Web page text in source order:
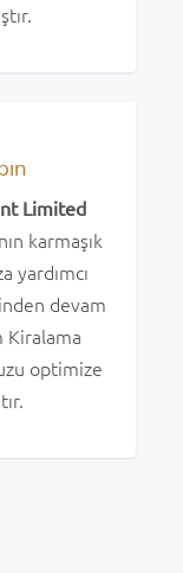
Limited
karmaşık
yardımcı
devam
Kiralama
optimize